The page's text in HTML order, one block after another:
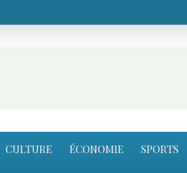
CULTURE ÉCONOMIE SPORTS